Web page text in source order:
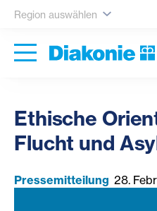
Region auswählen
Ethische
Flucht und
Pressemitteilung 28.